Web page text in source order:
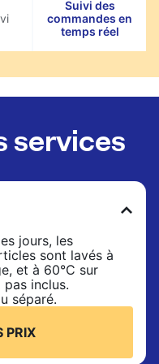
Suivi des
commandes en
temps réel
services
jours, les
sont lavés à
et à 60°C sur
inclus.
séparé.
PRIX